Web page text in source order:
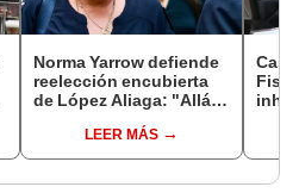
Norma Yarrow defiende
reelección encubierta
de López Aliaga: "Allá el
sacar la vuelta"
LEER MÁS